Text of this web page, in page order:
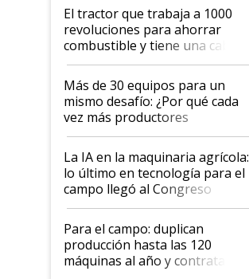
El tractor que trabaja a 1000
revoluciones para ahorrar
combustible y tiene una cabina
que parece una computadora:
lo último en el mundo,
disponible en Argentina
Más de 30 equipos para un
mismo desafío: ¿Por qué cada
vez más productores
incorporan fertilizante bajo
tierra?
La IA en la maquinaria agrícola:
lo último en tecnología para el
campo llegó al Congreso
Aapresid 2026
Para el campo: duplican
producción hasta las 120
máquinas al año y contratan